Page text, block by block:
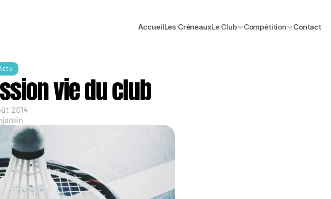
AccueilLes CréneauxLe Club Compétition Contact
vie du club
2014